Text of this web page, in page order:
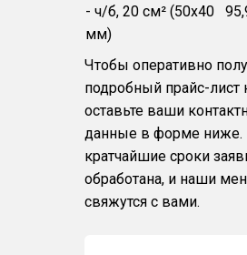
- ч/б, 20 см² (50x40
мм)
Чтобы оперативно
подробный прайс-лист
оставьте ваши
данные в форме ниже.
кратчайшие сроки
обработана, и наши
свяжутся с вами.